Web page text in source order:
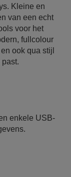
Kleine en
van een echt
voor het
fullcolour
ook qua stijl
enkele USB-